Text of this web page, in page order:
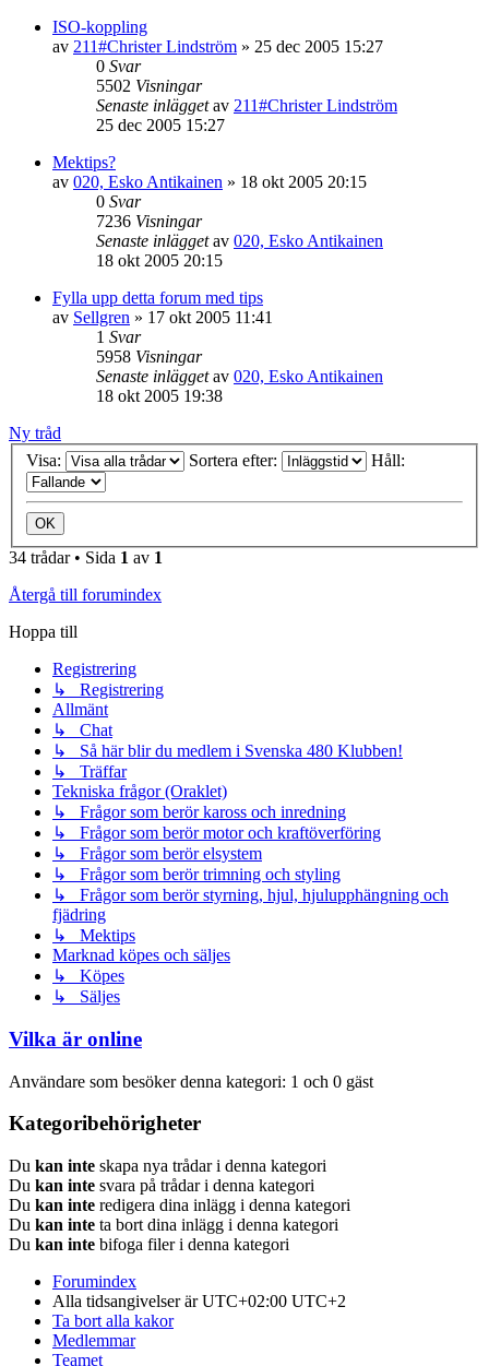
ISO-koppling
av 211#Christer Lindström » 25 dec 2005 15:27
0 Svar
5502 Visningar
Senaste inläggetav 211#Christer Lindström
25 dec 2005 15:27
Mektips?
av 020, Esko Antikainen » 18 okt 2005 20:15
0 Svar
7236 Visningar
Senaste inläggetav 020, Esko Antikainen
18 okt 2005 20:15
Fylla upp detta forum med tips
av Sellgren » 17 okt 2005 11:41
1 Svar
5958 Visningar
Senaste inläggetav 020, Esko Antikainen
18 okt 2005 19:38
Ny tråd
Visa:
Sortera efter: Håll:
34 trådar • Sida 1 av 1
Återgå till forumindex
Hoppa till
Registrering
↳ Registrering
Allmänt
↳ Chat
↳ Så här blir du medlem i Svenska 480 Klubben!
↳ Träffar
Tekniska frågor (Oraklet)
↳ Frågor som berör kaross och inredning
↳ Frågor som berör motor och kraftöverföring
↳ Frågor som berör elsystem
↳ Frågor som berör trimning och styling
↳ Frågor som berör styrning, hjul, hjulupphängning och
fjädring
↳ Mektips
Marknad köpes och säljes
↳ Köpes
↳ Säljes
Vilka är online
Användare som besöker denna kategori: 1 och 0 gäst
Kategoribehörigheter
Du kan inte skapa nya trådar i denna kategori
Du kan inte svara på trådar i denna kategori
Du kan inte redigera dina inlägg i denna kategori
Du kan inte ta bort dina inlägg i denna kategori
Du kan inte bifoga filer i denna kategori
Forumindex
Alla tidsangivelser är UTC+02:00 UTC+2
Ta bort alla kakor
Medlemmar
Teamet